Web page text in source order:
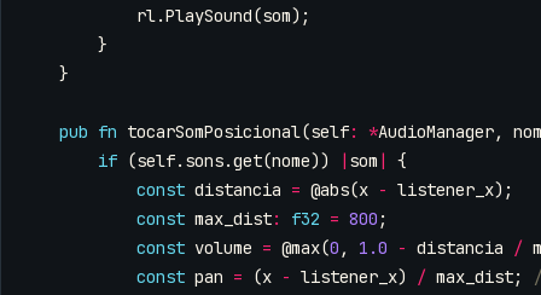
rl.PlaySound(som);
}
}
pub fn tocarSomPosicional(self: *AudioManager,
if (self. sons.get(nome)) som
{
const distancia = @abs(x - listener_x);
const max_dist: f32 = 800 ;
const volume = @max(0 , 1.0 - distancia /
const pan = (x - listener_x) / max_dist;